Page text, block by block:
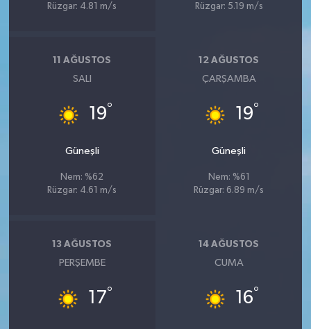
Rüzgar: 4.81 m/s
Rüzgar: 5.19 m/s
11 AĞUSTOS
SALI
19°
Güneşli
Nem: %62
Rüzgar: 4.61 m/s
12 AĞUSTOS
ÇARŞAMBA
19°
Güneşli
Nem: %61
Rüzgar: 6.89 m/s
13 AĞUSTOS
PERŞEMBE
17°
14 AĞUSTOS
CUMA
16°